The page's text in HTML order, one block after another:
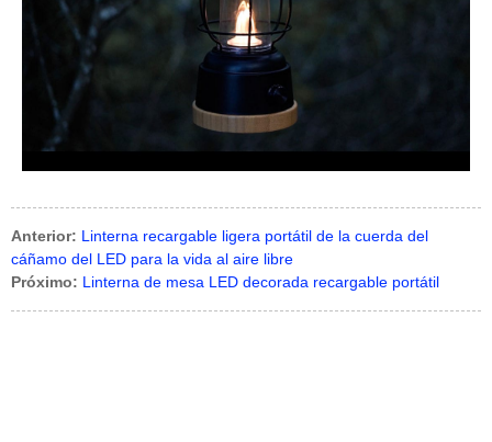
Anterior: Linterna recargable ligera portátil de la cuerda del
cáñamo del LED para la vida al aire libre
Próximo: Linterna de mesa LED decorada recargable portátil